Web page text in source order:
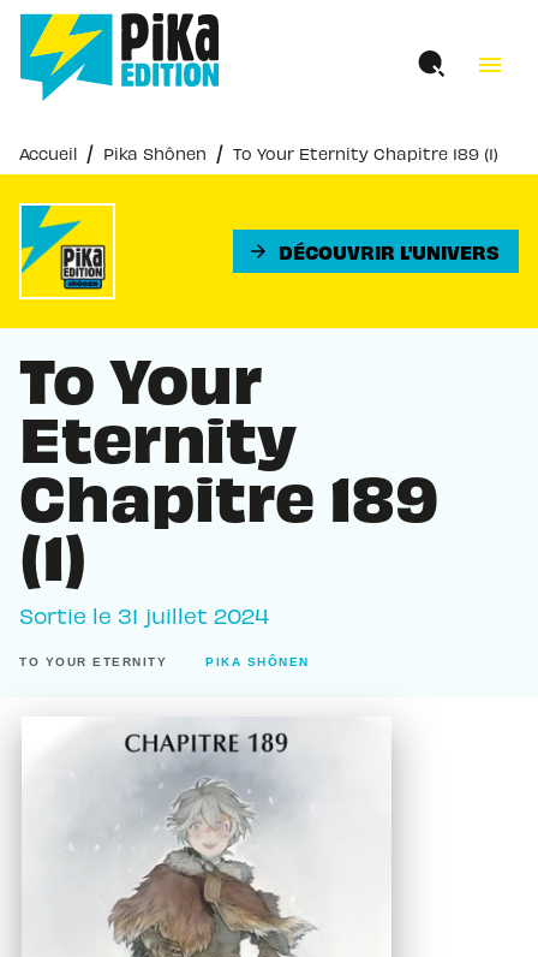
MENU RECHERCHE
PIED DE PAGE
menu
Accueil / Pika Shônen / To Your Eternity Chapitre 189 (1)
arrow_forward DÉCOUVRIR L'UNIVERS
To Your
Eternity
Chapitre 189
(1)
Sortie le 31 juillet 2024
TO YOUR ETERNITY PIKA SHÔNEN